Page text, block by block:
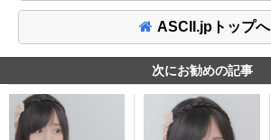
ASCII.jpトップへ
次にお勧めの記事